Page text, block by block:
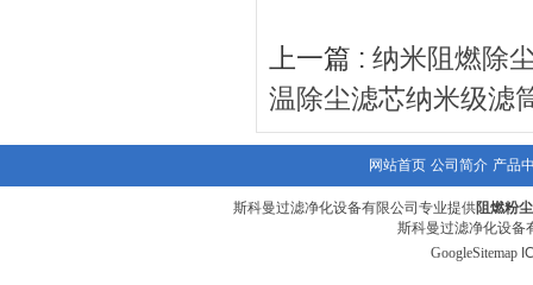
上一篇 : 纳米阻燃除
温除尘滤芯纳米级滤
网站首页 公司简介 产品
斯科曼过滤净化设备有限公司专业提供阻燃粉
斯科曼过滤净化设备
GoogleSitemap